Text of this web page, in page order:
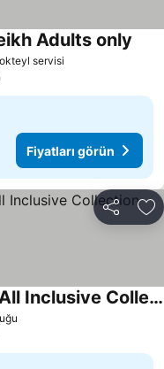
servisi
Adults only
Fiyatları görün
Paylaş
Swissôtel Sharm El Sheikh All Inclusive Collection